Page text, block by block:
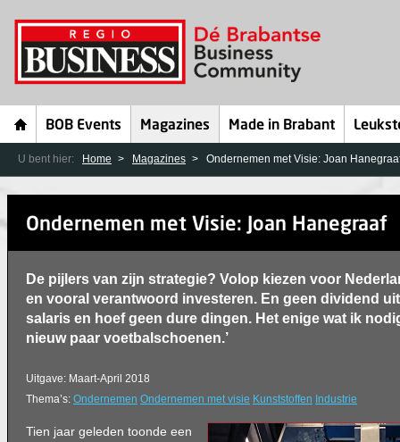
BOB Events Magazines Made in Brabant
U bent hier: Home Magazines Ondernemen met Visie: Joan
Ondernemen met Visie: Joan Hanegraaf
De pijlers van zijn strategie? Volop kiezen voor
en vooral verantwoord investeren. En geen dividend
salaris en hoef geen dure dingen. Het enige wat ik
nieuw paar voetbalschoenen.’
Uitgave: Maart-April 2018
Thema’s: Ondernemen Ondernemen met visie Kunststoffen Industrie
Tien jaar geleden toonde een